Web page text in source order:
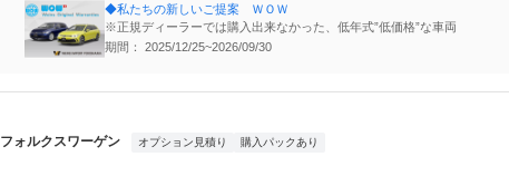
◆私たちの新しいご提案 ＷＯＷ
※正規ディーラーでは購入出来なかった、低年式”低価格”な車両
期間： 2025/12/25~2026/09/30
フォルクスワーゲン オプション見積り 購入パックあり